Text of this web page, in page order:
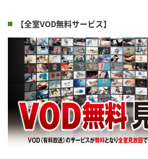
【全室VOD無料サービス】